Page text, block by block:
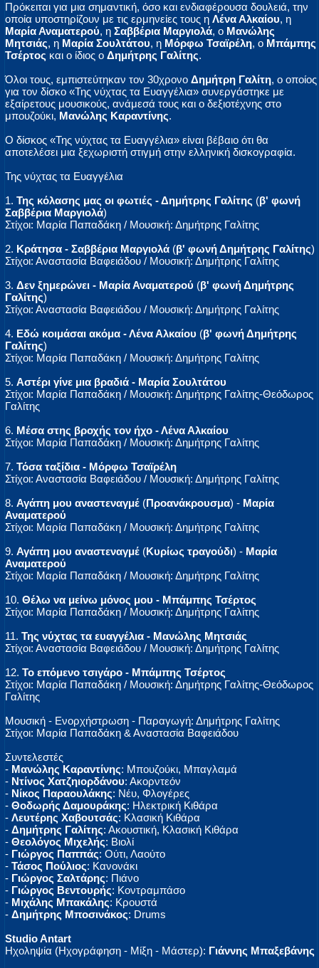
Πρόκειται για μια σημαντική, όσο και ενδιαφέρουσα δουλειά, την
οποία υποστηρίζουν με τις ερμηνείες τους η Λένα Αλκαίου, η
Μαρία Αναματερού, η Σαββέρια Μαργιολά, ο Μανώλης
Μητσιάς, η Μαρία Σουλτάτου, η Μόρφω Τσαϊρέλη, ο Μπάμπης
Τσέρτος και ο ίδιος ο Δημήτρης Γαλίτης.
Όλοι τους, εμπιστεύτηκαν τον 30χρονο Δημήτρη Γαλίτη, ο οποίος
για τον δίσκο «Της νύχτας τα Ευαγγέλια» συνεργάστηκε με
εξαίρετους μουσικούς, ανάμεσά τους και ο δεξιοτέχνης στο
μπουζούκι, Μανώλης Καραντίνης.
Ο δίσκος «Της νύχτας τα Ευαγγέλια» είναι βέβαιο ότι θα
αποτελέσει μια ξεχωριστή στιγμή στην ελληνική δισκογραφία.
Της νύχτας τα Ευαγγέλια
1. Της κόλασης μας οι φωτιές - Δημήτρης Γαλίτης (β' φωνή
Σαββέρια Μαργιολά)
Στίχοι: Μαρία Παπαδάκη / Μουσική: Δημήτρης Γαλίτης
2. Κράτησα - Σαββέρια Μαργιολά (β' φωνή Δημήτρης Γαλίτης)
Στίχοι: Αναστασία Βαφειάδου / Μουσική: Δημήτρης Γαλίτης
3. Δεν ξημερώνει - Μαρία Αναματερού (β' φωνή Δημήτρης
Γαλίτης)
Στίχοι: Αναστασία Βαφειάδου / Μουσική: Δημήτρης Γαλίτης
4. Εδώ κοιμάσαι ακόμα - Λένα Αλκαίου (β' φωνή Δημήτρης
Γαλίτης)
Στίχοι: Μαρία Παπαδάκη / Μουσική: Δημήτρης Γαλίτης
5. Αστέρι γίνε μια βραδιά - Μαρία Σουλτάτου
Στίχοι: Μαρία Παπαδάκη / Μουσική: Δημήτρης Γαλίτης-Θεόδωρος
Γαλίτης
6. Μέσα στης βροχής τον ήχο - Λένα Αλκαίου
Στίχοι: Μαρία Παπαδάκη / Μουσική: Δημήτρης Γαλίτης
7. Τόσα ταξίδια - Μόρφω Τσαϊρέλη
Στίχοι: Αναστασία Βαφειάδου / Μουσική: Δημήτρης Γαλίτης
8. Αγάπη μου αναστεναγμέ (Προανάκρουσμα) - Μαρία
Αναματερού
Στίχοι: Μαρία Παπαδάκη / Μουσική: Δημήτρης Γαλίτης
9. Αγάπη μου αναστεναγμέ (Κυρίως τραγούδι) - Μαρία
Αναματερού
Στίχοι: Μαρία Παπαδάκη / Μουσική: Δημήτρης Γαλίτης
10. Θέλω να μείνω μόνος μου - Μπάμπης Τσέρτος
Στίχοι: Μαρία Παπαδάκη / Μουσική: Δημήτρης Γαλίτης
11. Της νύχτας τα ευαγγέλια - Μανώλης Μητσιάς
Στίχοι: Αναστασία Βαφειάδου / Μουσική: Δημήτρης Γαλίτης
12. Το επόμενο τσιγάρο - Μπάμπης Τσέρτος
Στίχοι: Μαρία Παπαδάκη / Μουσική: Δημήτρης Γαλίτης-Θεόδωρος
Γαλίτης
Μουσική - Ενορχήστρωση - Παραγωγή: Δημήτρης Γαλίτης
Στίχοι: Μαρία Παπαδάκη & Αναστασία Βαφειάδου
Συντελεστές
- Μανώλης Καραντίνης: Μπουζούκι, Μπαγλαμά
- Ντίνος Χατζηιορδάνου: Ακορντεόν
- Νίκος Παραουλάκης: Νέυ, Φλογέρες
- Θοδωρής Δαμουράκης: Ηλεκτρική Κιθάρα
- Λευτέρης Χαβουτσάς: Κλασική Κιθάρα
- Δημήτρης Γαλίτης: Ακουστική, Κλασική Κιθάρα
- Θεολόγος Μιχελής: Βιολί
- Γιώργος Παππάς: Ούτι, Λαούτο
- Τάσος Πούλιος: Κανονάκι
- Γιώργος Σαλτάρης: Πιάνο
- Γιώργος Βεντουρής: Κοντραμπάσο
- Μιχάλης Μπακάλης: Κρουστά
- Δημήτρης Μποσινάκος: Drums
Studio Antart
Ηχοληψία (Ηχογράφηση - Μίξη - Μάστερ): Γιάννης Μπαξεβάνης